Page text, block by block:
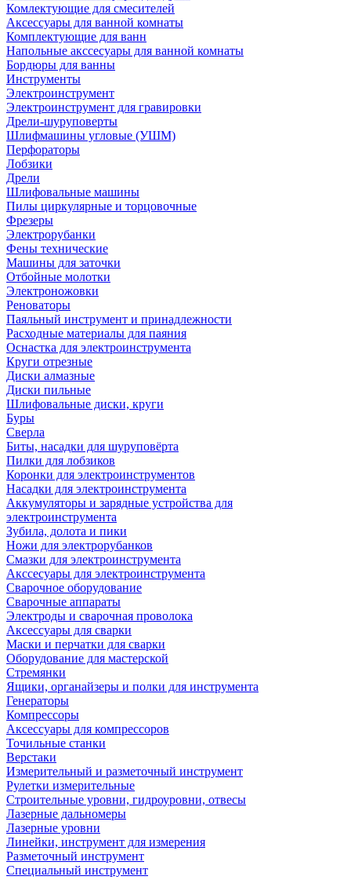
Комлектующие для смесителей
Аксессуары для ванной комнаты
Комплектующие для ванн
Напольные акссесуары для ванной комнаты
Бордюры для ванны
Инструменты
Электроинструмент
Электроинструмент для гравировки
Дрели-шуруповерты
Шлифмашины угловые (УШМ)
Перфораторы
Лобзики
Дрели
Шлифовальные машины
Пилы циркулярные и торцовочные
Фрезеры
Электрорубанки
Фены технические
Машины для заточки
Отбойные молотки
Электроножовки
Реноваторы
Паяльный инструмент и принадлежности
Расходные материалы для паяния
Оснастка для электроинструмента
Круги отрезные
Диски алмазные
Диски пильные
Шлифовальные диски, круги
Буры
Сверла
Биты, насадки для шуруповёрта
Пилки для лобзиков
Коронки для электроинструментов
Насадки для электроинструмента
Аккумуляторы и зарядные устройства для
электроинструмента
Зубила, долота и пики
Ножи для электрорубанков
Смазки для электроинструмента
Акссесуары для электроинструмента
Сварочное оборудование
Сварочные аппараты
Электроды и сварочная проволока
Аксессуары для сварки
Маски и перчатки для сварки
Оборудование для мастерской
Стремянки
Ящики, органайзеры и полки для инструмента
Генераторы
Компрессоры
Аксессуары для компрессоров
Точильные станки
Верстаки
Измерительный и разметочный инструмент
Рулетки измерительные
Строительные уровни, гидроуровни, отвесы
Лазерные дальномеры
Лазерные уровни
Линейки, инструмент для измерения
Разметочный инструмент
Специальный инструмент